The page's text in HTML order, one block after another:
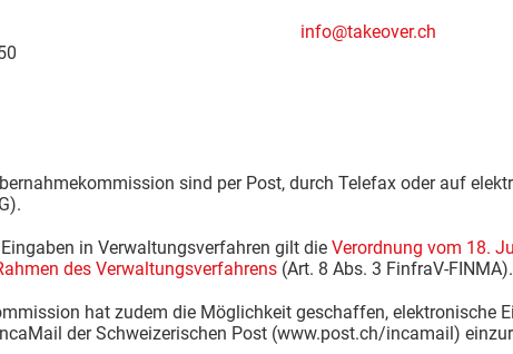
info@takeover.ch
sind per Post, durch Telefax oder auf
in Verwaltungsverfahren gilt die Verordnung vom 18.
des Verwaltungsverfahrens (Art. 8 Abs. 3 FinfraV-FINMA).
hat zudem die Möglichkeit geschaffen, elektronische
der Schweizerischen Post (www.post.ch/incamail)